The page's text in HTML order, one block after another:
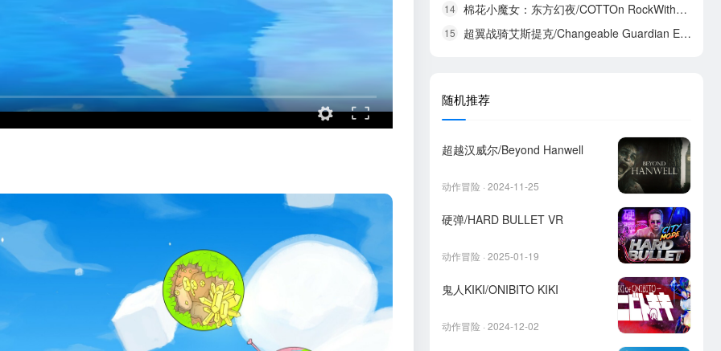
14 棉花小魔女：东方幻夜/COTTOn RockWithYou -ORIENTAL NIGHT DREAMS-
15 超翼战骑艾斯提克/Changeable Guardian ESTIQUE
随机推荐
超越汉威尔/Beyond Hanwell
动作冒险 · 2024-11-25
硬弹/HARD BULLET VR
动作冒险 · 2025-01-19
鬼人KIKI/ONIBITO KIKI
动作冒险 · 2024-12-02